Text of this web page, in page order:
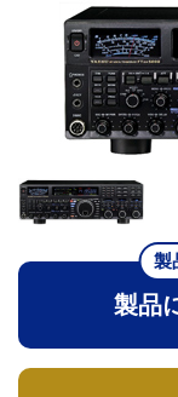
製
製品